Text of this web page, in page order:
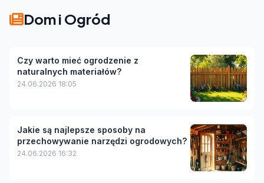
Dom i Ogród
Czy warto mieć ogrodzenie z
naturalnych materiałów?
24.06.2026 18:05
Jakie są najlepsze sposoby na
przechowywanie narzędzi ogrodowych?
24.06.2026 16:32